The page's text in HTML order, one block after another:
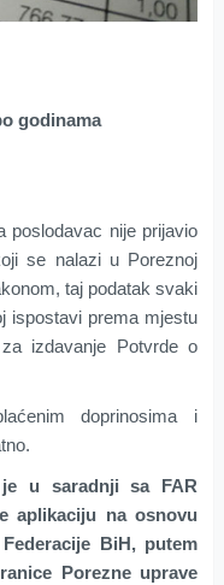
godinama
poslodavac nije prijavio
se nalazi u Poreznoj
taj podatak svaki
ispostavi prema mjestu
izdavanje Potvrde o
doprinosima i
je u saradnji sa FAR
aplikaciju na osnovu
BiH, putem
Porezne uprave